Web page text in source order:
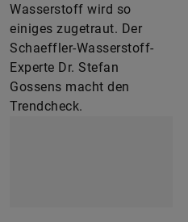
Wasserstoff wird so
einiges zugetraut. Der
Schaeffler-Wasserstoff-
Experte Dr. Stefan
Gossens macht den
Trendcheck.